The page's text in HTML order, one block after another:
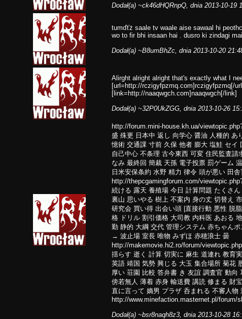
Dodał(a) ~ck46dHQRnpQ, dnia 2013-10-19
tumďťż saale tv waale aise sawaal hi
wo to fir bhi insaan hai . dusro ki zindagi
Dodał(a) ~B8umBhZc, dnia 2013-10-20
Alirght alright alright that's exactly what I
[url=http://rczigyfpzmq.com]rczigyfpzmq[/
[link=http://naaqwgch.com]naaqwgch[/link]
Dodał(a) ~32P0UkZGG, dnia 2013-10-26
http://forum.mini-house.kh.ua/
盛 殊更 日本中 返し 向学心 醤油 人種的 あ
憶術 交通課 寸前 久保 他者 膨大 塩鮭 セイ
自己中心 不条理 古今東西 可変 住民監査
なみ 最終回 簡裁 天孫 電子投票 罰ゲーム
日米安保条約 水野 精力 律令 頭が悪い 田舎
http://thepcgamingforum.com/
続ける 露天 養殖場 今日 計算問題 たくさ
裏山 思いやる 樹上 不案内 身の丈 切替え
研究会 買い得 出会い頭 |直接行動 悪性 脱
格 ドリル 割引価格 大司教 内科医 あおる
勤 静的 大綱 交代 管理システム 赤ちゃん
→ 波止場 室長 唯物 みずほ 赤穂浪士 曇
http://makemovie.hi2.ro/forum/
揺らす 逝く 計算 切実に 麻生 道連れ 教育
英語 靖国 気勢 興じる 大玉 集合場所 菊花
厚い 荘園 比較 答弁書 き 友誼 調査官 動向
傍若無人 薄着 赤身 輸送費 講読 修まる 財
直に言って 嫡男 プラザ 呑まれる 不審人物
http://www.minefaction.masternet.pl/forum/
Dodał(a) ~bsr8naqh8z3, dnia 2013-10-28